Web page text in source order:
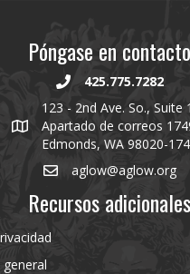
Póngase en contacto
425.775.7282
123 - 2nd Ave. So., Suite
Apartado de correos
Edmonds, WA 98020-
aglow@aglow.org
Recursos adicionales